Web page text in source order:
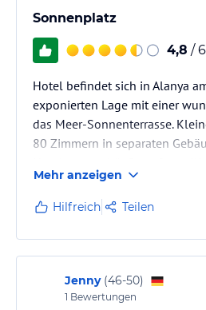
Sonnenplatz
4,8 / 6
Hotel befindet sich in Alanya
exponierten Lage mit einer
das Meer-Sonnenterrasse.
80 Zimmern in separaten
hilfsbereich, sehr guter Service,
Gute Verpflegung-Türkische
der Zimmer ist leider in die
Teil renovierungsbedürftig!
Mehr anzeigen
Hilfreich Teilen
Jenny (46-50)
1 Bewertungen